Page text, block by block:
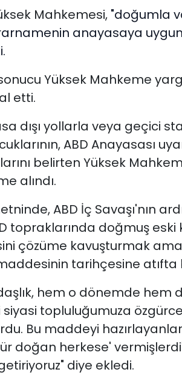
Mahkemesi, "doğumla
anayasaya
Yüksek Mahkeme
etti.
dışı yollarla veya geçici
ABD Anayasası
belirten Yüksek
alındı.
ABD İç Savaşı'nın
topraklarında doğmuş
çözüme kavuşturmak
tarihçesine atıfta
hem o dönemde hem
topluluğumuza
Bu maddeyi
doğan herkese'
diye ekledi.